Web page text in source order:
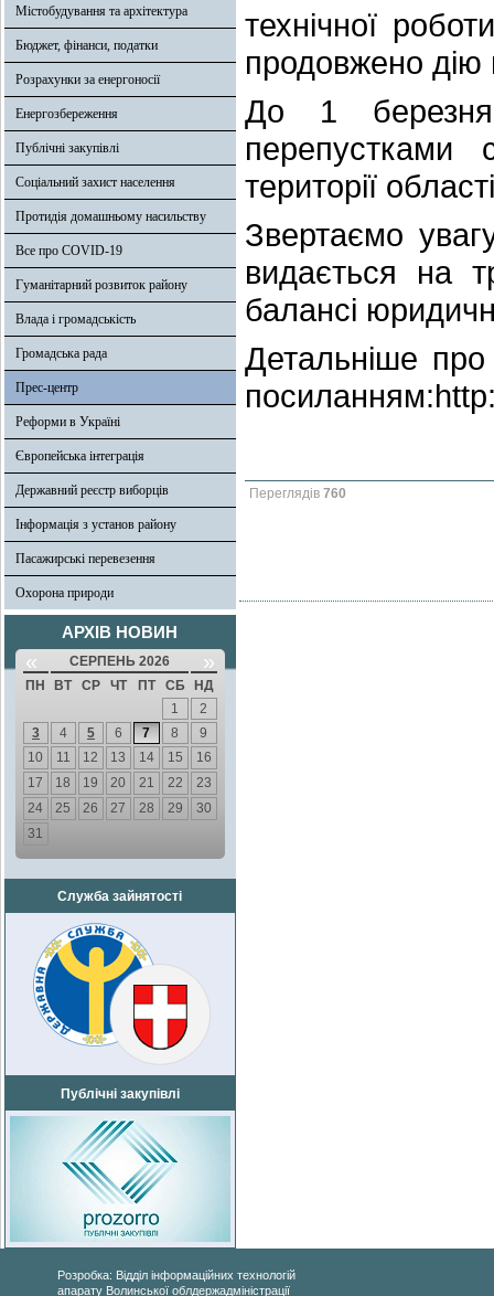
Містобудування та архітектура
Бюджет, фінанси, податки
Розрахунки за енергоносії
Енергозбереження
Публічні закупівлі
Соціальний захист населення
Протидія домашньому насильству
Все про COVID-19
Гуманітарний розвиток району
Влада і громадськість
Громадська рада
Прес-центр
Реформи в Україні
Європейська інтеграція
Державний реєстр виборців
Інформація з установ району
Пасажирські перевезення
Охорона природи
АРХІВ НОВИН
« СЕРПЕНЬ 2026 »
ПН ВТ СР ЧТ ПТ СБ
НД
1
2
3
4 5 6 7 8
9
10
11 12 13 14 15
16
17
18 19 20 21 22
23
24
25 26 27 28 29
30
31
Служба зайнятості
Публічні закупівлі
технічної
продовжено дію
До 1 березня
перепустками
території
Звертаємо
видається на
балансі
Детальніше про
Переглядів 760
Розробка: Відділ інформаційних технологій
апарату Волинської облдержадміністрації